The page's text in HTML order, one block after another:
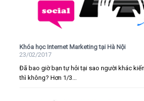
Khóa học Internet Marketing tại Hà Nội
23/02/2017
Đã bao giờ bạn tự hỏi tại sao người khác
thì không? Hơn 1/3...